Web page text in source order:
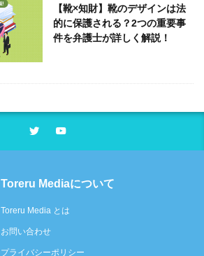
【靴×知財】靴のデザインは法
的に保護される？2つの重要事
件を弁護士が詳しく解説！
Toreru Mediaについて
Toreru Media とは
お問い合わせ
プライバシーポリシー